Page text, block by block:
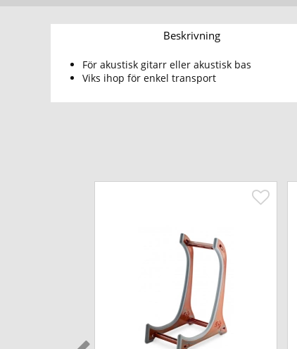
Beskrivning
För akustisk gitarr eller akustisk bas
Viks ihop för enkel transport